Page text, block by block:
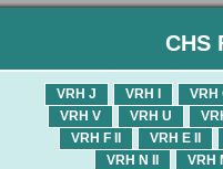
CHS
VRH
VRH I
VRH J
VRH U
VRH V
VRH E II
VRH F II
VRH
VRH N II